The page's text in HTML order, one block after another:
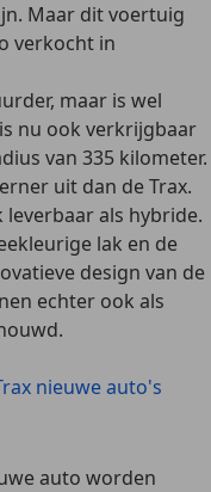
Maar dit voertuig
verkocht in
maar is wel
nu ook verkrijgbaar
van 335 kilometer.
uit dan de Trax.
als hybride.
lak en de
design van de
echter ook als
nieuwe auto's
auto worden